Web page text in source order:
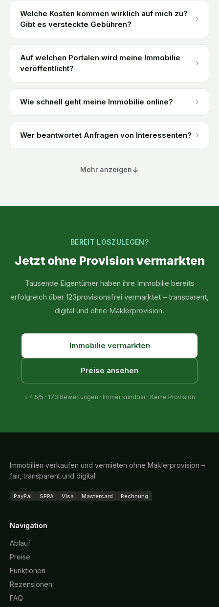
Welche Kosten kommen wirklich auf mich zu?
Gibt es versteckte Gebühren?
›
Auf welchen Portalen wird meine Immobilie
veröffentlicht?
›
Wie schnell geht meine Immobilie online? ›
Wer beantwortet Anfragen von Interessenten? ›
Mehr anzeigen
BEREIT LOSZULEGEN?
Jetzt ohne Provision vermarkten
Tausende Eigentümer haben ihre Immobilie bereits
erfolgreich über 123provisionsfrei vermarktet – transparent,
digital und ohne Maklerprovision.
Immobilie vermarkten
Preise ansehen
⭐ 4,5/5 · 173 Bewertungen · Immer kündbar · Keine Provision
Immobilien verkaufen und vermieten ohne Maklerprovision –
fair, transparent und digital.
PayPal SEPA Visa Mastercard Rechnung
Navigation
Ablauf
Preise
Funktionen
Rezensionen
FAQ